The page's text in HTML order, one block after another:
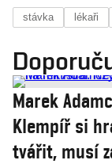
stávka lékaři
Marek
Klempíř si
tvářit, musí